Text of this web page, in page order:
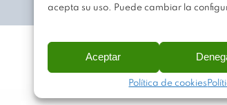
acepta su uso. Puede cambiar la
Aceptar
Política de cookies
+
NO
AD